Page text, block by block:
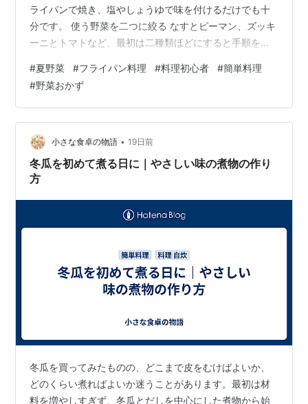
ライパンで焼き、塩やしょうゆで味を付けるだけでも十
分です。 使う野菜を二つに絞る なすとピーマン、ズッキ
ーニとトマトなど、最初は二種類ほどにすると手順を覚
やすくなります。 なすやズッキーニは輪切り、ピーマン
は大きめに切ります。トマトは崩れやすいため、最後に
加えるか、焼いた野菜と別に和えると扱いやすくなりま
す。 フライパンへ広げて焼く 油を少量入れ、野菜を重な
らないよう並べます。片面に焼き色が付いたら返し、反
対側も焼きます。何度も混ぜず、少し待つこ…
#夏野菜 #フライパン料理 #料理初心者 #簡単料理
#野菜おかず
小さな食卓の物語 • 19日前
冬瓜を初めて煮る日に｜やさしい味の煮物の作り
方
冬瓜を買ってみたものの、どこまで皮をむけばよいか、
どのくらい煮ればよいか迷うことがあります。最初は材
料を増やしすぎず、冬瓜とだしを中心にした煮物から始